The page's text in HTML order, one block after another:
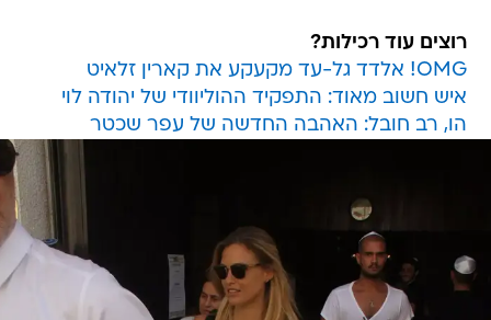
איש חשוב מאוד: התפקיד ההוליוודי של יהודה לוי
הו, רב חובל: האהבה החדשה של עפר שכטר